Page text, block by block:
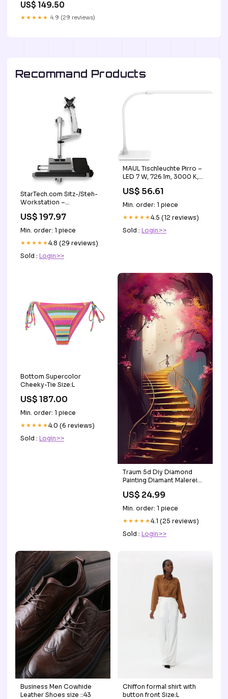
grafikkort
US$ 149.50
★★★★★ 4.9 (29 reviews)
Recommand Products
StarTech.com Sitz-/Steh-
Workstation –
VESA 75×75/100×100 mm –
bis 9 kg/Monitor – Silber
base-discountable
US$ 197.97
Min. order: 1 piece
★★★★★4.8 (29 reviews)
Sold : Login>>
MAUL Tischleuchte Pirro –
LED 7 W, 726 lm, 3000 K,
discountable
US$ 56.61
Min. order: 1 piece
★★★★★4.5 (12 reviews)
Sold : Login>>
Bottom Supercolor
Cheeky-Tie Size:L
US$ 187.00
Min. order: 1 piece
★★★★★4.0 (6 reviews)
Sold : Login>>
Traum 5d Diy Diamond
Painting Diamant Malerei
Diamant:Runder Diamant
US$ 24.99
Min. order: 1 piece
★★★★★4.1 (25 reviews)
Sold : Login>>
Business Men Cowhide
Leather Shoes size ::43
Chiffon formal shirt with
button front Size:L